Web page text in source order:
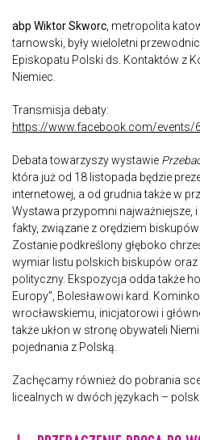
abp Wiktor Skworc , metropolita
tarnowski, były wieloletni
Episkopatu Polski ds. Kontaktów z
Niemiec.
Transmisja debaty:
https://www.facebook.com/events/
Debata towarzyszy wystawie
która już od 18 listopada będzie
internetowej, a od grudnia także w
Wystawa przypomni najważniejsze, i
fakty, związane z orędziem
Zostanie podkreślony głęboko
wymiar listu polskich biskupów
polityczny. Ekspozycja odda także
Europy”, Bolesławowi kard.
wrocławskiemu, inicjatorowi i
także ukłon w stronę obywateli
pojednania z Polską.
Zachęcamy również do pobrania
licealnych w dwóch językach –